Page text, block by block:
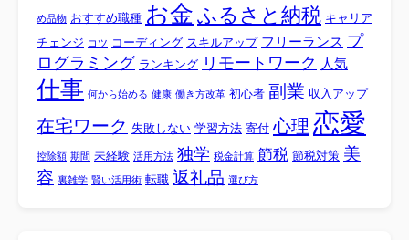
め品物 おすすめ職種 お金 ふるさと納税 キャリア
チェンジ コツ コーディング スキルアップ フリーランス プ
ログラミング ランキング リモートワーク 人気
仕事 何から始める 健康 働き方改革 初心者 副業 収入アップ
在宅ワーク 失敗しない 学習方法 寄付 心理 恋愛
控除額 期間 未経験 活用方法 独学 税金計算 節税 節税対策 美
容 裏雑学 賢い活用術 転職 返礼品 選び方